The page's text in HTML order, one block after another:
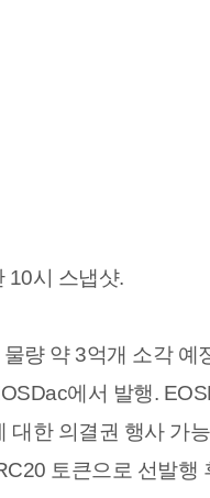
10시 스냅샷.
량 약 3억개 소각 예
에서 발행.
대한 의결권 행사 가
토큰으로 선발행